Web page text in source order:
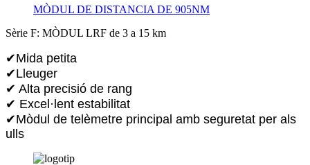
MÒDUL DE DISTANCIA DE 905NM
Sèrie F: MÒDUL LRF de 3 a 15 km
✔Mida petita
✔Lleuger
✔ Alta precisió de rang
✔ Excel·lent estabilitat
✔Mòdul de telèmetre principal amb seguretat per als
ulls